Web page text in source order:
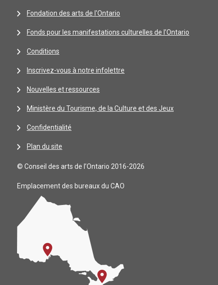
Fondation des arts de l'Ontario
Fonds pour les manifestations culturelles de l’Ontario
Conditions
Inscrivez-vous à notre infolettre
Nouvelles et ressources
Ministère du Tourisme, de la Culture et des Jeux
Confidentialité
Plan du site
© Conseil des arts de l’Ontario 2016-2026
Emplacement des bureaux du CAO